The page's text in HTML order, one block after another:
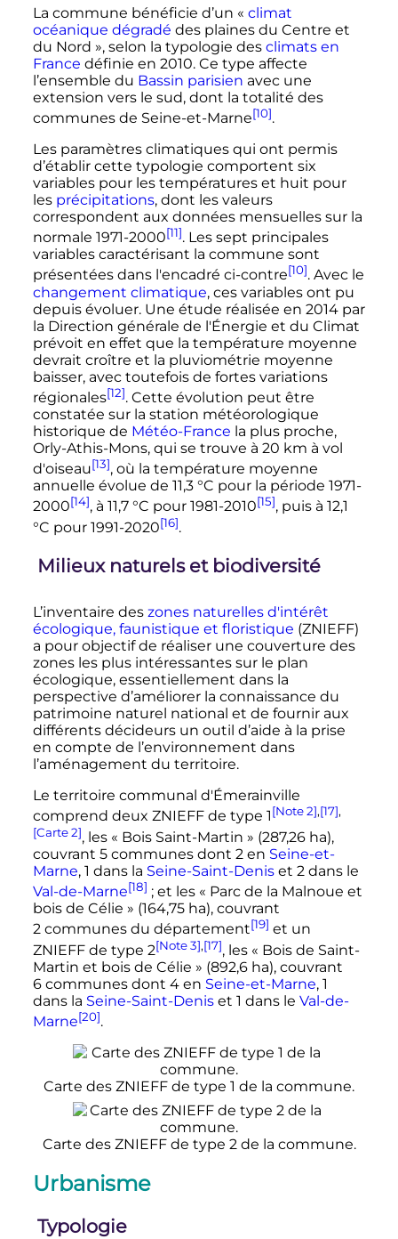
La commune bénéficie d’un « climat
océanique dégradé des plaines du Centre et
du Nord », selon la typologie des climats en
France définie en 2010. Ce type affecte
l’ensemble du Bassin parisien avec une
extension vers le sud, dont la totalité des
communes de Seine-et-Marne[10].
Les paramètres climatiques qui ont permis
d’établir cette typologie comportent six
variables pour les températures et huit pour
les précipitations, dont les valeurs
correspondent aux données mensuelles sur la
normale 1971-2000[11]. Les sept principales
variables caractérisant la commune sont
présentées dans l'encadré ci-contre[10]. Avec le
changement climatique, ces variables ont pu
depuis évoluer. Une étude réalisée en 2014 par
la Direction générale de l'Énergie et du Climat
prévoit en effet que la température moyenne
devrait croître et la pluviométrie moyenne
baisser, avec toutefois de fortes variations
régionales[12]. Cette évolution peut être
constatée sur la station météorologique
historique de Météo-France la plus proche,
Orly-Athis-Mons, qui se trouve à 20 km à vol
d'oiseau[13], où la température moyenne
annuelle évolue de 11,3 °C pour la période 1971-
2000[14], à 11,7 °C pour 1981-2010[15], puis à 12,1
°C pour 1991-2020[16].
Milieux naturels et biodiversité
L’inventaire des zones naturelles d'intérêt
écologique, faunistique et floristique (ZNIEFF)
a pour objectif de réaliser une couverture des
zones les plus intéressantes sur le plan
écologique, essentiellement dans la
perspective d’améliorer la connaissance du
patrimoine naturel national et de fournir aux
différents décideurs un outil d’aide à la prise
en compte de l’environnement dans
l’aménagement du territoire.
Le territoire communal d'Émerainville
comprend deux ZNIEFF de type 1[Note 2],[17],
[Carte 2], les « Bois Saint-Martin » (287,26 ha),
couvrant 5 communesdont 2 en Seine-et-
Marne, 1 dans la Seine-Saint-Deniset 2 dans le
Val-de-Marne[18] ; et les « Parc de la Malnoue et
bois de Célie » (164,75 ha), couvrant
2 communesdu département[19] et un
ZNIEFF de type 2[Note 3],[17], les « Bois de Saint-
Martin et bois de Célie » (892,6 ha), couvrant
6 communesdont 4 en Seine-et-Marne, 1
dans la Seine-Saint-Deniset 1 dans le Val-de-
Marne[20].
Carte des ZNIEFF de type 1 de la commune.
Carte des ZNIEFF de type 2 de la commune.
Urbanisme
Typologie